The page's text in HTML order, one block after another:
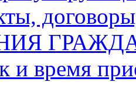
и время